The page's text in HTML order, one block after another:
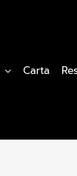
Carta